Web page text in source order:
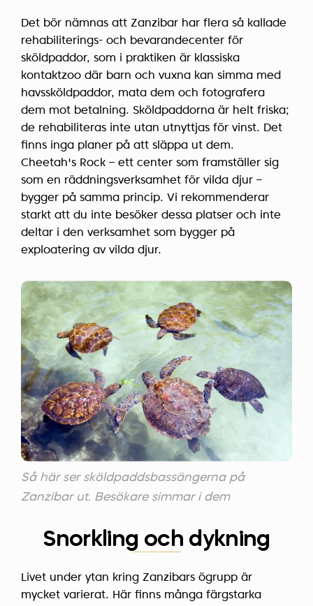
Det bör nämnas att Zanzibar har flera så kallade
rehabiliterings- och bevarandecenter för
sköldpaddor, som i praktiken är klassiska
kontaktzoo där barn och vuxna kan simma med
havssköldpaddor, mata dem och fotografera
dem mot betalning. Sköldpaddorna är helt friska;
de rehabiliteras inte utan utnyttjas för vinst. Det
finns inga planer på att släppa ut dem.
Cheetah's Rock – ett center som framställer sig
som en räddningsverksamhet för vilda djur –
bygger på samma princip. Vi rekommenderar
starkt att du inte besöker dessa platser och inte
deltar i den verksamhet som bygger på
exploatering av vilda djur.
Så här ser sköldpaddsbassängerna på
Zanzibar ut. Besökare simmar i dem
Snorkling och dykning
Livet under ytan kring Zanzibars ögrupp är
mycket varierat. Här finns många färgstarka